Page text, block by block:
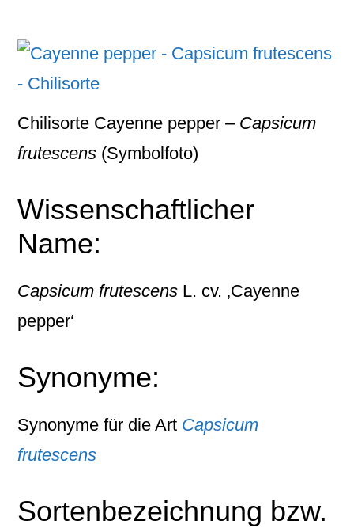
Chilisorte Cayenne pepper – Capsicum
frutescens (Symbolfoto)
Wissenschaftlicher
Name:
Capsicum frutescens L. cv. ‚Cayenne
pepper‘
Synonyme:
Synonyme für die Art Capsicum
frutescens
Sortenbezeichnung bzw.